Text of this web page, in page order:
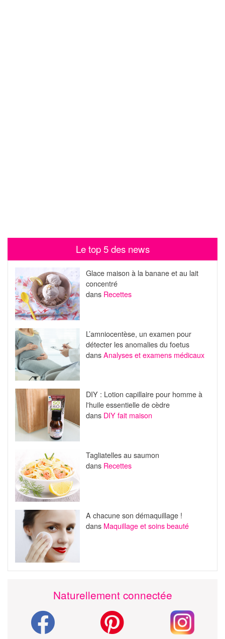
Le top 5 des news
Glace maison à la banane et au lait
concentré
dans Recettes
L’amniocentèse, un examen pour
détecter les anomalies du foetus
dansAnalyses et examens médicaux
DIY : Lotion capillaire pour homme à
l'huile essentielle de cèdre
dans DIY fait maison
Tagliatelles au saumon
dans Recettes
A chacune son démaquillage !
dans Maquillage et soins beauté
Naturellement connectée